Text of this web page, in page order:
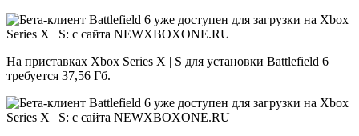
На приставках Xbox Series X | S для установки Battlefield 6
требуется 37,56 Гб.